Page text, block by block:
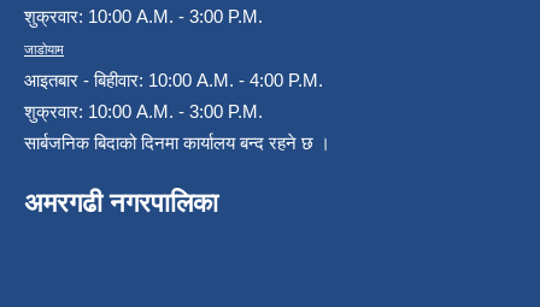
शुक्रवार: 10:00 A.M. - 3:00 P.M.
जाडोयाम
आइतबार - बिहीवार: 10:00 A.M. - 4:00 P.M.
शुक्रवार: 10:00 A.M. - 3:00 P.M.
सार्बजनिक बिदाको दिनमा कार्यालय बन्द रहने छ ।
अमरगढी नगरपालिका